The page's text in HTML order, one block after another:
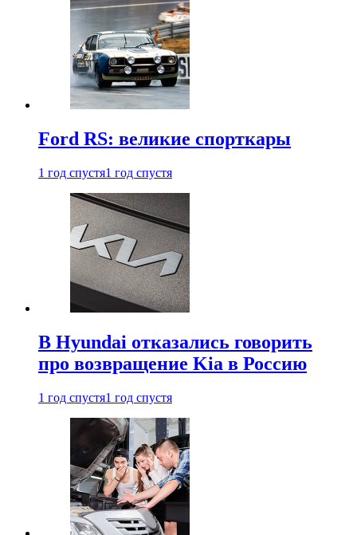
Ford RS: великие спорткары
1 год спустя1 год спустя
В Hyundai отказались говорить
про возвращение Kia в Россию
1 год спустя1 год спустя